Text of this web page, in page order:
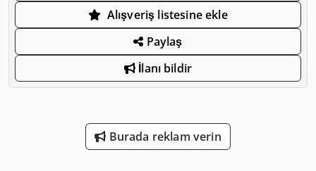
Alışveriş listesine ekle
Paylaş
İlanı bildir
Burada reklam verin